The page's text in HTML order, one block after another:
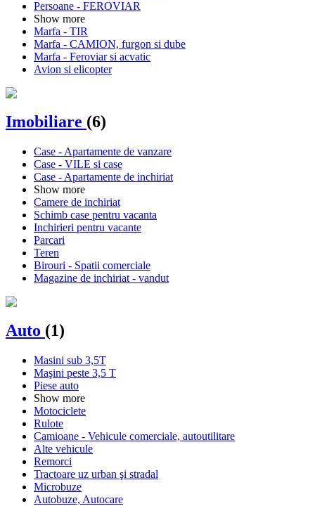
Persoane - FEROVIAR
Show more
Marfa - TIR
Marfa - CAMION, furgon si dube
Marfa - Feroviar si acvatic
Avion si elicopter
Imobiliare (6)
Case - Apartamente de vanzare
Case - VILE si case
Case - Apartamente de inchiriat
Show more
Camere de inchiriat
Schimb case pentru vacanta
Inchirieri pentru vacante
Parcari
Teren
Birouri - Spatii comerciale
Magazine de inchiriat - vandut
Auto (1)
Masini sub 3,5T
Maşini peste 3,5 T
Piese auto
Show more
Motociclete
Rulote
Camioane - Vehicule comerciale, autoutilitare
Alte vehicule
Remorci
Tractoare uz urban şi stradal
Microbuze
Autobuze, Autocare